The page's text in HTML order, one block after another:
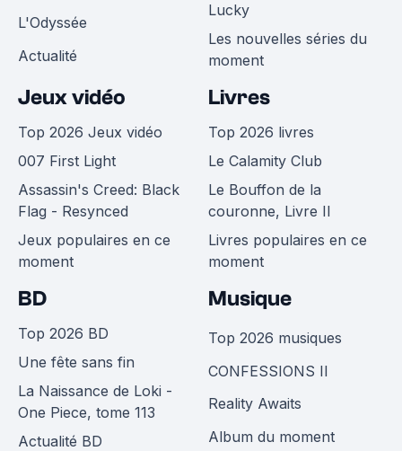
L'Odyssée
Actualité
Lucky
Les nouvelles séries du
moment
Jeux vidéo
Top 2026 Jeux vidéo
007 First Light
Assassin's Creed: Black
Flag - Resynced
Jeux populaires en ce
moment
Livres
Top 2026 livres
Le Calamity Club
Le Bouffon de la
couronne, Livre II
Livres populaires en ce
moment
BD
Top 2026 BD
Une fête sans fin
La Naissance de Loki -
One Piece, tome 113
Actualité BD
Musique
Top 2026 musiques
CONFESSIONS II
Reality Awaits
Album du moment